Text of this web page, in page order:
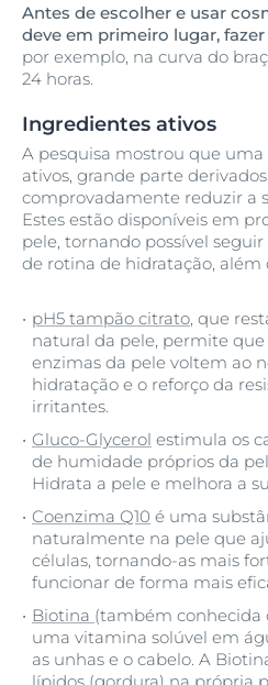
Antes de escolher e usar
deve em primeiro lugar,
por exemplo, na curva do
24 horas.
Ingredientes ativos
A pesquisa mostrou que
ativos, grande parte
comprovadamente reduzir a
Estes estão disponíveis em
pele, tornando possível
de rotina de hidratação, além
pH5 tampão citrato , que
natural da pele, permite
enzimas da pele voltem ao
hidratação e o reforço da
irritantes.
Gluco-Glycerol estimula os
de humidade próprios da
Hidrata a pele e melhora a
Coenzima Q10 é uma
naturalmente na pele que
células, tornando-as mais
funcionar de forma mais
Biotina (também conhecida
uma vitamina solúvel em
as unhas e o cabelo. A